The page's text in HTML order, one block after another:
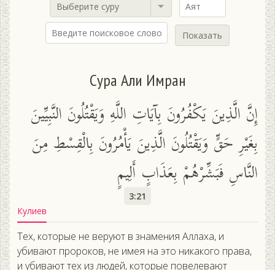
Выберите суру
Показать
Сура Али Имран
إِنَّ الَّذِينَ يَكْفُرُونَ بِآيَاتِ اللَّهِ وَيَقْتُلُونَ النَّبِيِّينَ
بِغَيْرِ حَقٍّ وَيَقْتُلُونَ الَّذِينَ يَأْمُرُونَ بِالْقِسْطِ مِنَ
النَّاسِ فَبَشِّرْهُمْ بِعَذَابٍ أَلِيمٍ
3:21
Кулиев
Тех, которые не веруют в знамения Аллаха, и
убивают пророков, не имея на это никакого права,
и убивают тех из людей, которые повелевают